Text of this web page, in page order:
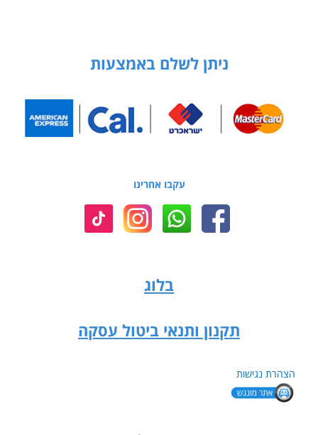
ניתן לשלם באמצעות
עקבו אחרינו
בלוג
תקנון ותנאי ביטול עסקה
הצהרת נגישות